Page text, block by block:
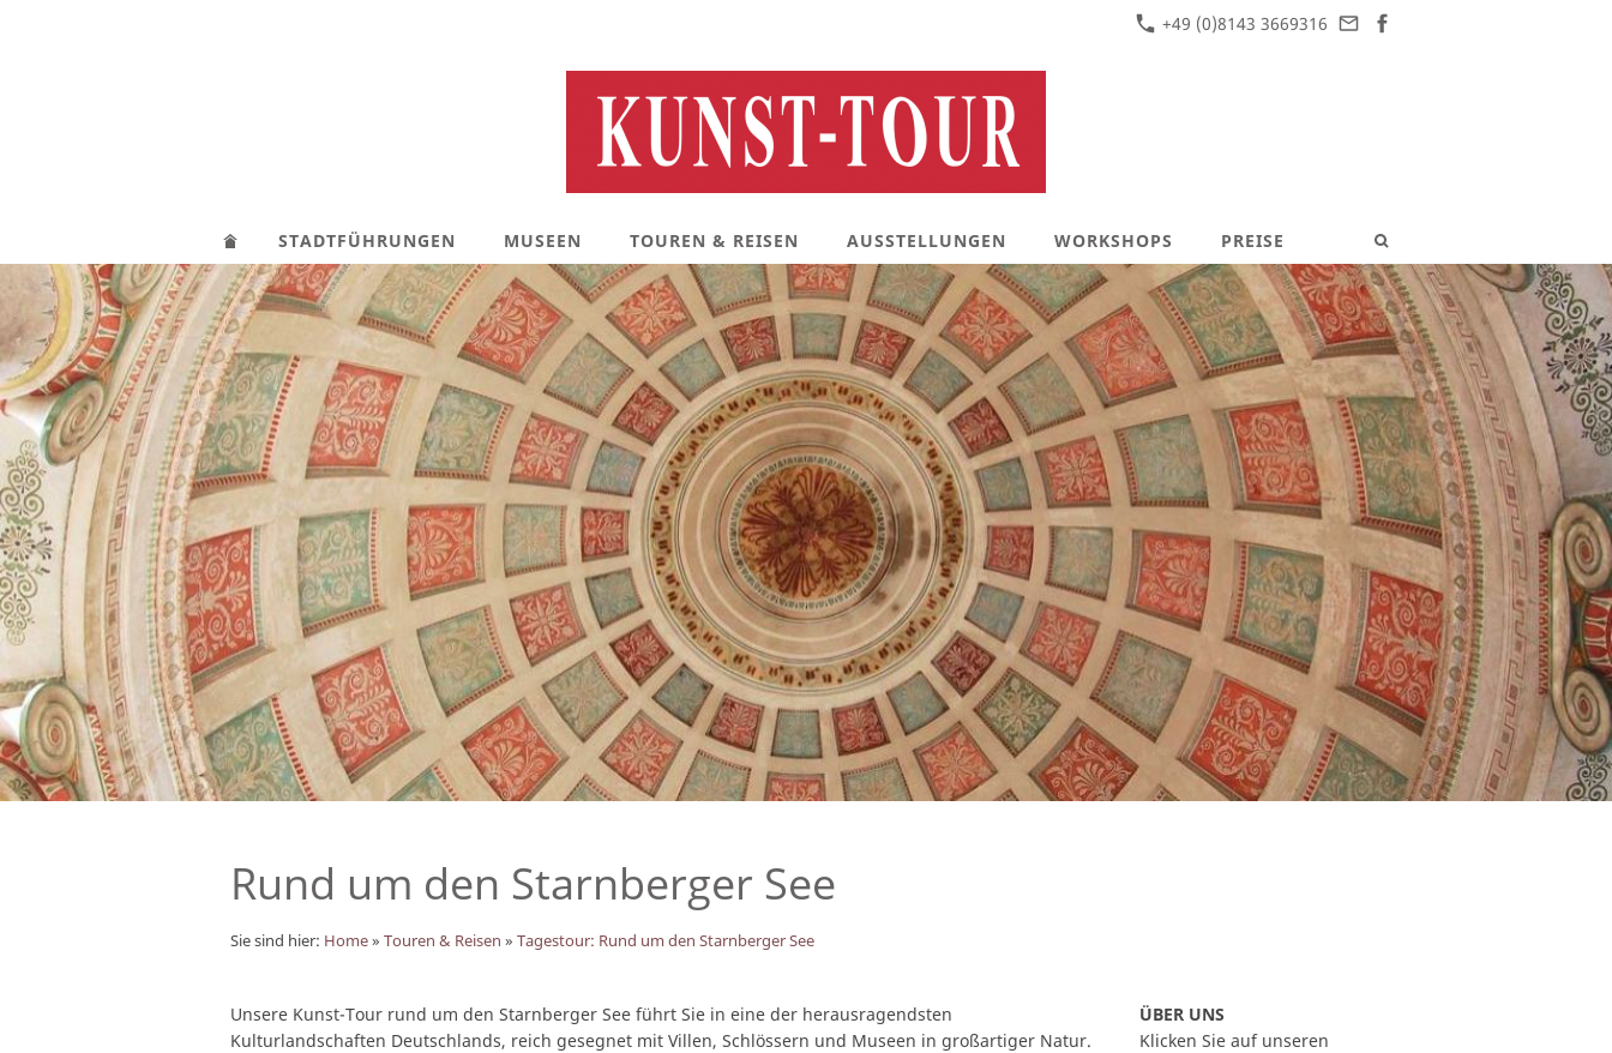
+49 (0)8143 3669316
STADTFÜHRUNGEN MUSEEN TOUREN & REISEN AUSSTELLUNGEN WORKSHOPS PREISE
Rund um den Starnberger See
Sie sind hier: Home» Touren & Reisen » Tagestour: Rund um den Starnberger See
Unsere Kunst-Tour rund um den Starnberger See führt Sie in eine der herausragendsten
Kulturlandschaften Deutschlands, reich gesegnet mit Villen, Schlössern und Museen in großartiger Natur.
ÜBER UNS
Klicken Sie auf unseren